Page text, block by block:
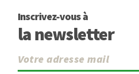
Inscrivez-vous à
la newsletter